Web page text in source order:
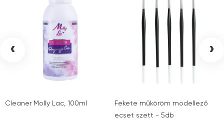
Cleaner Molly Lac, 100ml
Fekete műköröm modellező
ecset szett - 5db
‹ ›